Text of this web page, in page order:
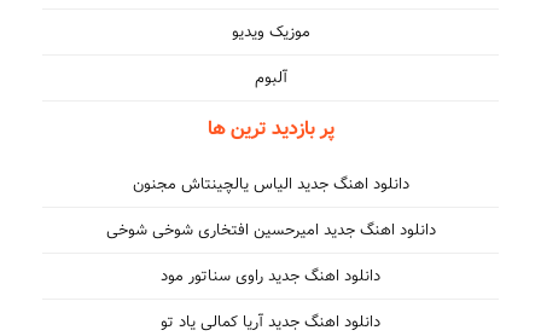
موزیک ویدیو
آلبوم
پر بازدید ترین ها
دانلود اهنگ جدید الیاس یالچینتاش مجنون
دانلود اهنگ جدید امیرحسین افتخاری شوخی شوخی
دانلود اهنگ جدید راوی سناتور مود
دانلود اهنگ جدید آریا کمالی یاد تو